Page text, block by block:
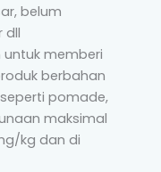
belum
dll
memberi
berbahan
pomade,
maksimal
kg dan di